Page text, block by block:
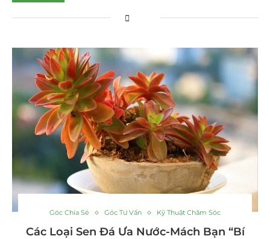
Góc Chia Sẻ Góc Tư Vấn Kỹ Thuật Chăm Sóc
Các Loại Sen Đá Ưa Nước-Mách Bạn “Bí